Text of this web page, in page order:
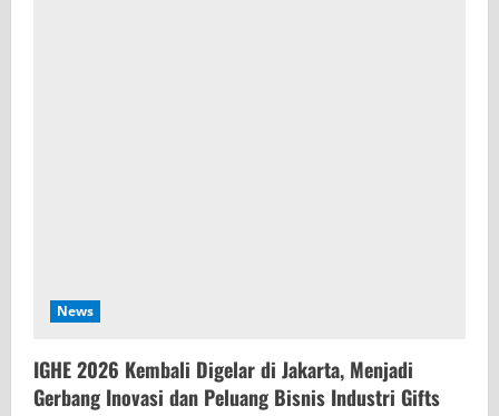
News
IGHE 2026 Kembali Digelar di Jakarta, Menjadi
Gerbang Inovasi dan Peluang Bisnis Industri Gifts